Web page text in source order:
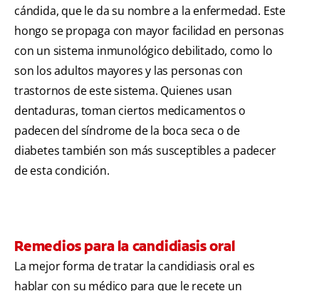
cándida, que le da su nombre a la enfermedad. Este
hongo se propaga con mayor facilidad en personas
con un sistema inmunológico debilitado, como lo
son los adultos mayores y las personas con
trastornos de este sistema. Quienes usan
dentaduras, toman ciertos medicamentos o
padecen del síndrome de la boca seca o de
diabetes también son más susceptibles a padecer
de esta condición.
Remedios para la candidiasis oral
La mejor forma de tratar la candidiasis oral es
hablar con su médico para que le recete un